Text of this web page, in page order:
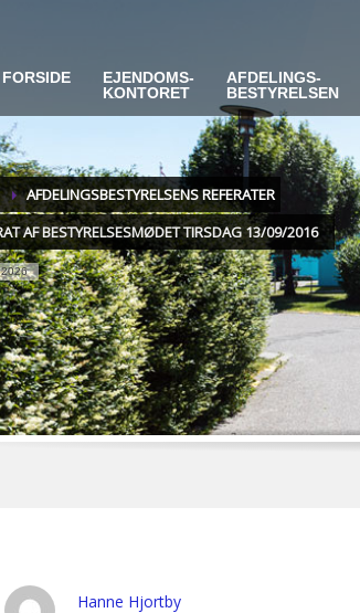
FORSIDE
EJENDOMS-
KONTORET
AFDELINGS-
BESTYRELSEN
AFDELINGSBESTYRELSENS REFERATER
AF BESTYRELSESMØDET TIRSDAG 13/09/2016
Hanne Hjortby